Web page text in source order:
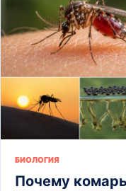
БИОЛОГИЯ
Почему